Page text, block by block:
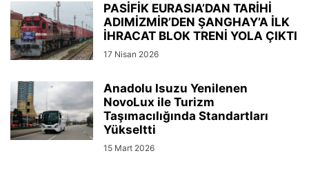
PASİFİK EURASIA’DAN TARİHİ
ADIMİZMİR’DEN ŞANGHAY’A İLK
İHRACAT BLOK TRENİ YOLA ÇIKTI
17 Nisan 2026
Anadolu Isuzu Yenilenen
NovoLux ile Turizm
Taşımacılığında Standartları
Yükseltti
15 Mart 2026